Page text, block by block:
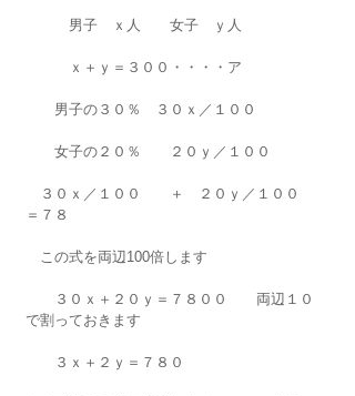
男子　ｘ人　　女子　ｙ人
ｘ＋ｙ＝３００・・・・ア
男子の３０％　３０ｘ／１００
女子の２０％　　２０ｙ／１００
３０ｘ／１００　　＋　２０ｙ／１００
＝７８
この式を両辺100倍します
３０ｘ＋２０ｙ＝７８００　　両辺１０
で割っておきます
３ｘ＋２ｙ＝７８０